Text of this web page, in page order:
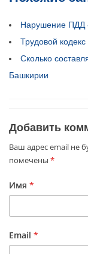
Нарушение ПДД
Трудовой
Сколько
Башкирии
Добавить
Ваш адрес email не
помечены *
Имя *
Email *